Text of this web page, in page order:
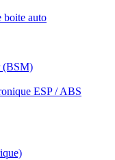
boite auto
(BSM)
ESP / ABS